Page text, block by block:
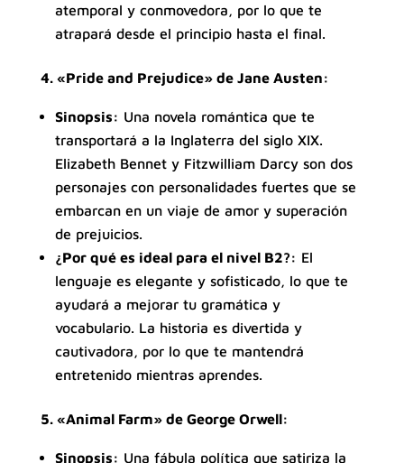
atemporal y conmovedora, por lo que te
atrapará desde el principio hasta el final.
4. «Pride and Prejudice» de Jane Austen:
Sinopsis: Una novela romántica que te
transportará a la Inglaterra del siglo XIX.
Elizabeth Bennet y Fitzwilliam Darcy son dos
personajes con personalidades fuertes que se
embarcan en un viaje de amor y superación
de prejuicios.
¿Por qué es ideal para el nivel B2?: El
lenguaje es elegante y sofisticado, lo que te
ayudará a mejorar tu gramática y
vocabulario. La historia es divertida y
cautivadora, por lo que te mantendrá
entretenido mientras aprendes.
5. «Animal Farm» de George Orwell:
Sinopsis: Una fábula política que satiriza la